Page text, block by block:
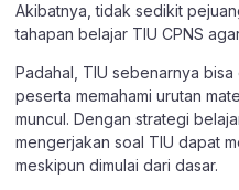
Akibatnya, tidak sedikit
tahapan belajar TIU CPNS
Padahal, TIU sebenarnya
peserta memahami urutan
muncul. Dengan strategi
mengerjakan soal TIU dapat
meskipun dimulai dari dasar.